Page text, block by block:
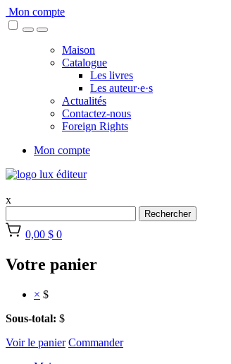
Skip
to
Mon compte
Maison
Catalogue
Les livres
Les auteur·e·s
Actualités
Contactez-nous
Foreign Rights
Mon compte
x
Rechercher
0,00 $ 0
Votre panier
× $
Sous-total: $
Voir le panier Commander